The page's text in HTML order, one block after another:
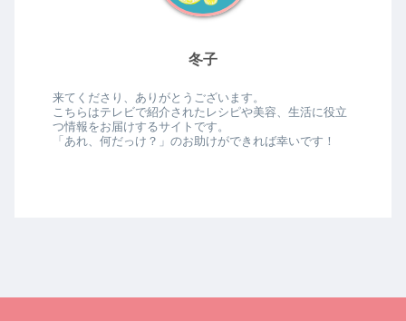
冬子
来てくださり、ありがとうございます。
こちらはテレビで紹介されたレシピや美容、生活に役立
つ情報をお届けするサイトです。
「あれ、何だっけ？」のお助けができれば幸いです！